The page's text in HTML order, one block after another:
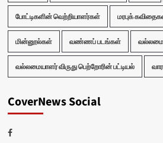
போட்டிகளின் வெற்றியாளர்கள் மரபுக்
மின்னூல்கள் வண்ணப் படங்கள்
வல்லமையாளர் விருது பெற்றோரின் பட்டியல்
CoverNews Social
Facebook